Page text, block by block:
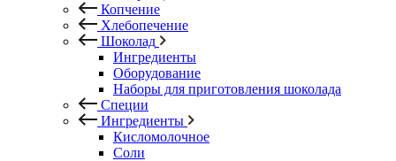
Копчение
Хлебопечение
Шоколад
Ингредиенты
Оборудование
Наборы для приготовления шоколада
Специи
Ингредиенты
Кисломолочное
Соли